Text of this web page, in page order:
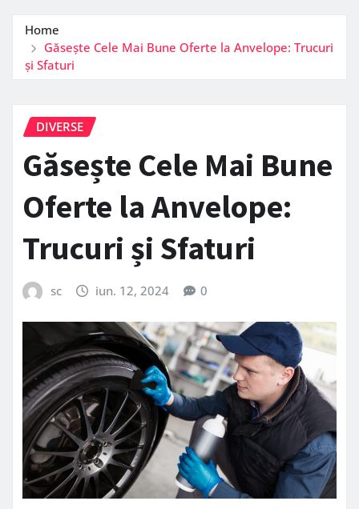
Home
Găsește Cele Mai Bune Oferte la Anvelope: Trucuri
și Sfaturi
DIVERSE
Găsește Cele Mai Bune
Oferte la Anvelope:
Trucuri și Sfaturi
sc iun. 12, 2024 0